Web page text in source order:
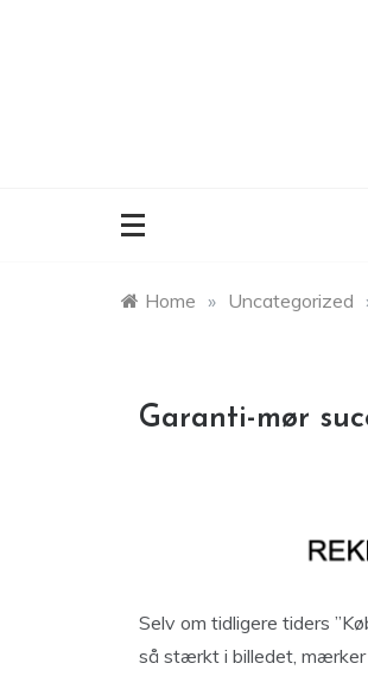
Home » Uncategorized
Garanti-mør
Selv om tidligere tiders
så stærkt i billedet, mærker